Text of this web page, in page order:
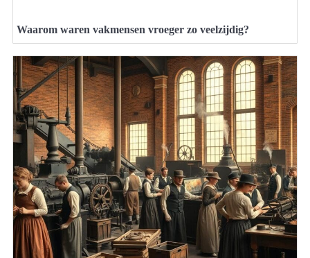
Waarom waren vakmensen vroeger zo veelzijdig?